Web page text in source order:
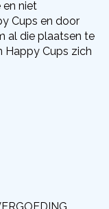
niet
Cups en door
al die plaatsen te
Happy Cups zich